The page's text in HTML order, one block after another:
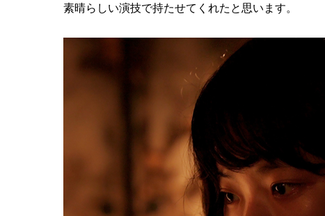
素晴らしい演技で持たせてくれたと思います。